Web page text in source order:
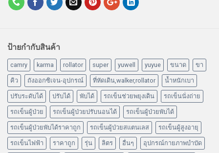
ป้ายกำกับสินค้า
camry karma rollator super yuwell yuyue ขนาด ขา
คิว ถังออกซิเจน-อุปกรณ์ ที่หัดเดิน,walker,rollator น้ำหนักเบา
ปรับระดับได้ ปรับได้ พับได้ รถเข็นช่วยพยุงเดิน รถเข็นนั่งถ่าย
รถเข็นผู้ป่วย รถเข็นผู้ป่วยปรับนอนได้ รถเข็นผู้ป่วยพับได้
รถเข็นผู้ป่วยพับได้ราคาถูก รถเข็นผู้ป่วยสแตนเลส รถเข็นผู้สูงอายุ
รถเข็นไฟฟ้า ราคาถูก รุ่น ลิตร อื่นๆ อุปกรณ์กายภาพบำบัด